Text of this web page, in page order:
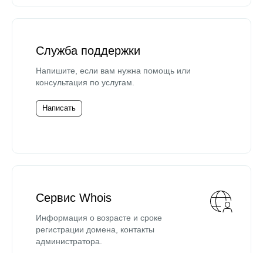
Служба поддержки
Напишите, если вам нужна помощь или
консультация по услугам.
Написать
Сервис Whois
Информация о возрасте и сроке
регистрации домена, контакты
администратора.